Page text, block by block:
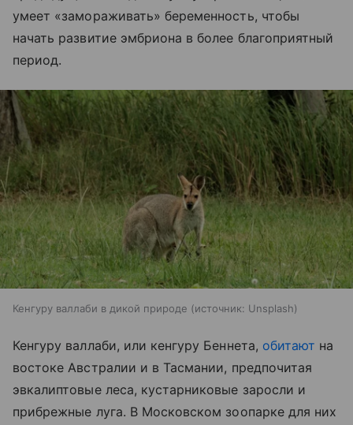
умеет «замораживать» беременность, чтобы
начать развитие эмбриона в более благоприятный
период.
Кенгуру валлаби в дикой природе источник: Unsplash
Кенгуру валлаби, или кенгуру Беннета, обитают на
востоке Австралии и в Тасмании, предпочитая
эвкалиптовые леса, кустарниковые заросли и
прибрежные луга. В Московском зоопарке для них